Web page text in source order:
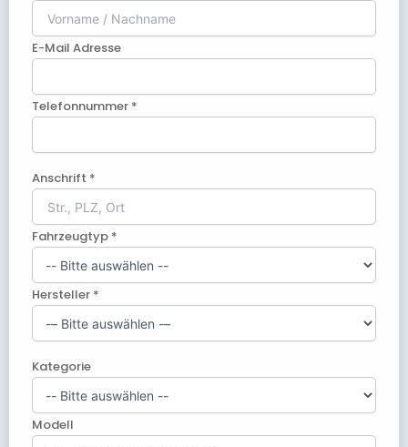
E-Mail Adresse
Telefonnummer *
Anschrift *
Fahrzeugtyp *
Hersteller *
Kategorie
Modell